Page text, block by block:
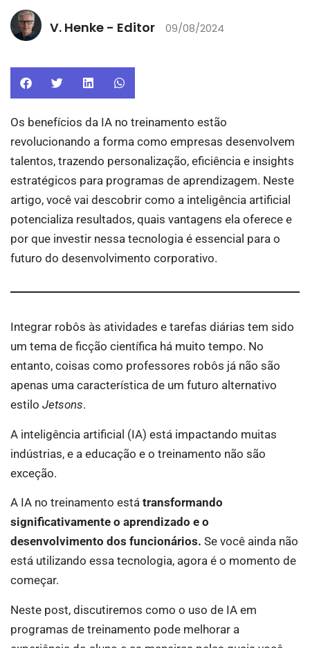
V. Henke - Editor 09/08/2024
Os benefícios da IA no treinamento estão
revolucionando a forma como empresas desenvolvem
talentos, trazendo personalização, eficiência e insights
estratégicos para programas de aprendizagem. Neste
artigo, você vai descobrir como a inteligência artificial
potencializa resultados, quais vantagens ela oferece e
por que investir nessa tecnologia é essencial para o
futuro do desenvolvimento corporativo.
Integrar robôs às atividades e tarefas diárias tem sido
um tema de ficção científica há muito tempo. No
entanto, coisas como professores robôs já não são
apenas uma característica de um futuro alternativo
estilo Jetsons.
A inteligência artificial (IA) está impactando muitas
indústrias, e a educação e o treinamento não são
exceção.
A IA no treinamento está transformando
significativamente o aprendizado e o
desenvolvimento dos funcionários. Se você ainda não
está utilizando essa tecnologia, agora é o momento de
começar.
Neste post, discutiremos como o uso de IA em
programas de treinamento pode melhorar a